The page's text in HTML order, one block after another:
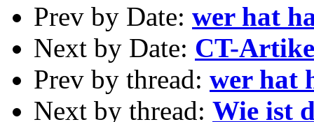
Prev by Date: wer hat
Next by Date: CT-
Prev by thread: wer hat
Next by thread: Wie ist